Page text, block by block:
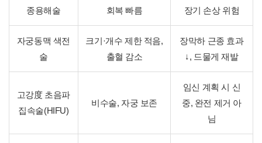
종용해술
회복 빠름
장기 손상 위험
자궁동맥 색전
술
크기·개수 제한 적음,
출혈 감소
장막하 근종 효과
↓, 드물게 재발
고강度 초음파
집속술(HIFU)
비수술, 자궁 보존
임신 계획 시 신
중, 완전 제거 아
님